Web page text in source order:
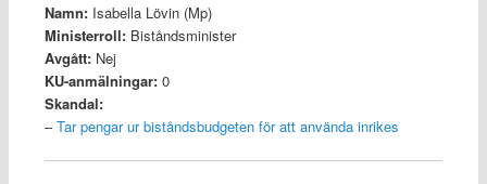
Namn:Isabella Lövin (Mp)
Ministerroll:Biståndsminister
Avgått:Nej
KU-anmälningar:0
Skandal:
–Tar pengar ur biståndsbudgeten för att använda inrikes